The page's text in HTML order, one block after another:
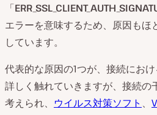
「
エラーを意味するため、原因もほ
しています。
代表的な原因の1つが、接続にお
詳しく触れていきますが、接続の
考えられ、 ウイルス対策ソフト 、